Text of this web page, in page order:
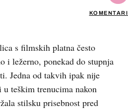
KOMENTARI
s filmskih platna često
i ležerno, ponekad do stupnja
Jedna od takvih ipak nije
teškim trenucima nakon
stilsku prisebnost pred